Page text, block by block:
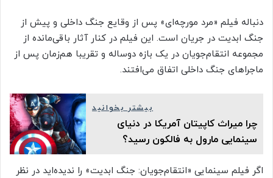
دنباله فیلم «مرد مورچه‌ای» پس از وقایع جنگ داخلی و پیش از
جنگ ابدیت در جریان است. این فیلم در کنار آثار باقی‌مانده از
مجموعه انتقام‌جویان در یک بازه دوساله و تقریبا هم‌زمان پس از
ماجراهای جنگ داخلی اتفاق می‌افتند.
بیشتر بخوانید
چرا میراث کاپیتان آمریکا در دنیای
سینمایی مارول به فالکون رسید؟
اگر فیلم سینمایی «انتقام‎‌جویان: جنگ ابدیت» را ندیده‌اید در نظر